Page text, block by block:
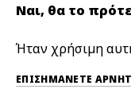
Ναι, θα το
Ήταν χρήσιμη